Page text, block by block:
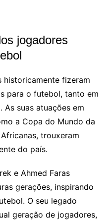
jogadores
historicamente fizeram
para o futebol, tanto em
suas atuações em
a Copa do Mundo da
trouxeram
do país.
e Ahmed Faras
gerações, inspirando
O seu legado
geração de jogadores,